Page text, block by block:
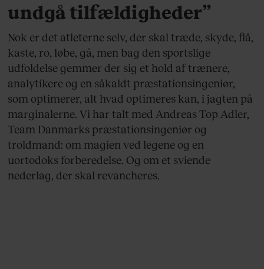
undgå tilfældigheder”
Nok er det atleterne selv, der skal træde, skyde, flå,
kaste, ro, løbe, gå, men bag den sportslige
udfoldelse gemmer der sig et hold af trænere,
analytikere og en såkaldt præstationsingeniør,
som optimerer, alt hvad optimeres kan, i jagten på
marginalerne. Vi har talt med Andreas Top Adler,
Team Danmarks præstationsingeniør og
troldmand: om magien ved legene og en
uortodoks forberedelse. Og om et sviende
nederlag, der skal revancheres.